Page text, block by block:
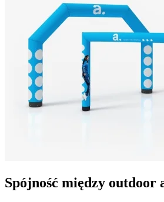
Spójność między outdoor